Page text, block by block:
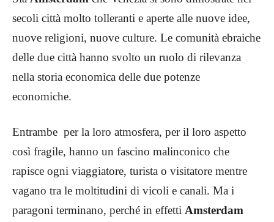
secoli città molto tolleranti e aperte alle nuove idee,
nuove religioni, nuove culture. Le comunità ebraiche
delle due città hanno svolto un ruolo di rilevanza
nella storia economica delle due potenze
economiche.
Entrambe per la loro atmosfera, per il loro aspetto
così fragile, hanno un fascino malinconico che
rapisce ogni viaggiatore, turista o visitatore mentre
vagano tra le moltitudini di vicoli e canali. Ma i
paragoni terminano, perché in effetti Amsterdam